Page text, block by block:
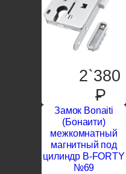
2`380
P
Замок Bonaiti
(Бонаити)
межкомнатный
магнитный под
цилиндр B-FORTY
№69